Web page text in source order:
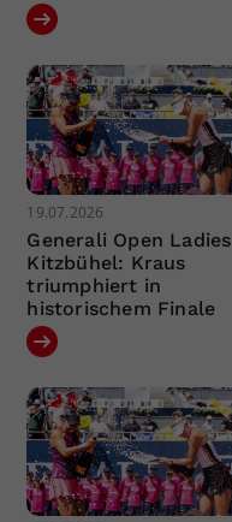
19.07.2026
Generali Open Ladies
Kitzbühel: Kraus
triumphiert in
historischem Finale